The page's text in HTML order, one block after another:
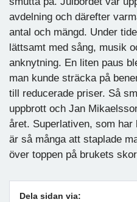
avdelning och därefter
antal och mängd. Under
lättsamt med sång, musik
anknytning. En liten paus
man kunde sträcka på
till reducerade priser. Så
uppbrott och Jan
året. Superlativen, som
är så många att staplade
över toppen på brukets
Dela sidan via: